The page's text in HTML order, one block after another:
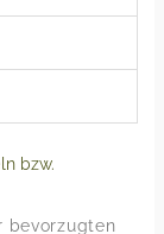
bzw.
bevorzugten